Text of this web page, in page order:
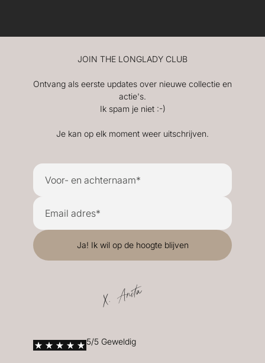
JOIN THE LONGLADY CLUB
Ontvang als eerste updates over nieuwe collectie en
actie's.
Ik spam je niet :-)
Je kan op elk moment weer uitschrijven.
X. Anita
5/5 Geweldig